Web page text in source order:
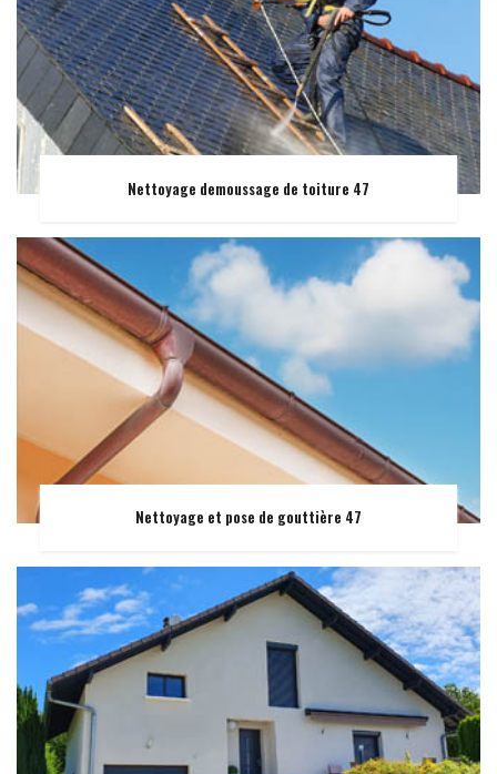
Nettoyage demoussage de toiture 47
Nettoyage et pose de gouttière 47